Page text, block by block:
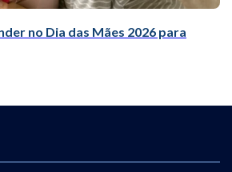
no Dia das Mães 2026 para